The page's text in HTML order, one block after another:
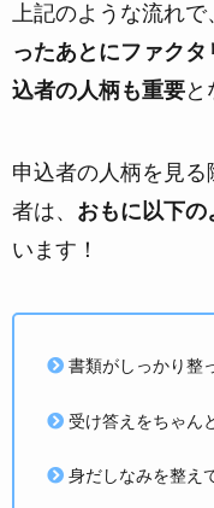
上記のような流れで
ったあとにファク
込者の人柄も重要と
申込者の人柄を見
者は、 おもに以下の
います！
書類がしっかり整
受け答えをちゃん
身だしなみを整え